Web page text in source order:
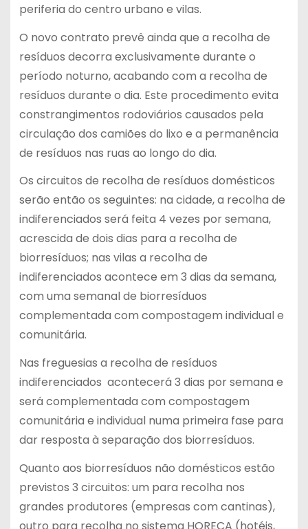
periferia do centro urbano e vilas.
O novo contrato prevê ainda que a recolha de
resíduos decorra exclusivamente durante o
período noturno, acabando com a recolha de
resíduos durante o dia. Este procedimento evita
constrangimentos rodoviários causados pela
circulação dos camiões do lixo e a permanência
de resíduos nas ruas ao longo do dia.
Os circuitos de recolha de resíduos domésticos
serão então os seguintes: na cidade, a recolha de
indiferenciados será feita 4 vezes por semana,
acrescida de dois dias para a recolha de
biorresíduos; nas vilas a recolha de
indiferenciados acontece em 3 dias da semana,
com uma semanal de biorresíduos
complementada com compostagem individual e
comunitária.
Nas freguesias a recolha de resíduos
indiferenciados acontecerá 3 dias por semana e
será complementada com compostagem
comunitária e individual numa primeira fase para
dar resposta à separação dos biorresíduos.
Quanto aos biorresíduos não domésticos estão
previstos 3 circuitos: um para recolha nos
grandes produtores (empresas com cantinas),